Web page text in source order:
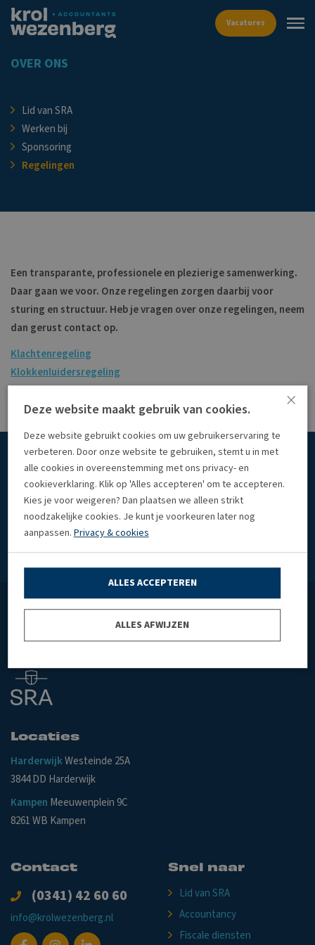
OVER ONS
Lid van SRA
Werken bij
Sponsoring
Regelingen
Een transparante, professionele en plezierige samenwerking.
Daar gaan we voor. Onze regelingen zorgen daarbij voor
sturing en structuur. Heb je vragen over onze regelingen, neem
dan gerust contact op.
Klachtenregeling
Klokkenluidersregeling
Privacy statement
Krol Wezenberg Accountants
maakt de zaken helder
Maak kennis
Locaties
HarderwijkWesteinde 25A
3844 DD Harderwijk
Kampen Meeuwenplein 9C
8261 WB Kampen
Contact
(0341) 42 60 60
info@krolwezenberg.nl
Snel naar
Lid van SRA
Accountancy
Fiscale diensten
×
Deze website maakt gebruik van cookies.
Deze website gebruikt cookies om uw gebruikerservaring te
verbeteren. Door onze website te gebruiken, stemt u in met
alle cookies in overeenstemming met ons privacy- en
cookieverklaring. Klik op 'Alles accepteren' om te accepteren.
Kies je voor weigeren? Dan plaatsen we alleen strikt
noodzakelijke cookies. Je kunt je voorkeuren later nog
aanpassen. Privacy & cookies
ALLES ACCEPTEREN
ALLES AFWIJZEN